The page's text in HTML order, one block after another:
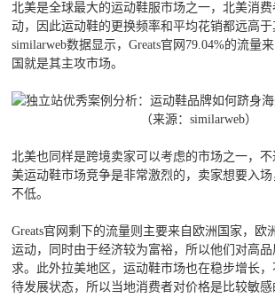
北美是全球最大的运动鞋服市场之一，北美消
动，因此运动鞋的更换频率和平均花销都远高
similarweb数据显示，Greats官网79.04%的流量
国就是其主攻市场。
（来源：similarweb）
北美也同样是跨境卖家可以考虑的市场之一，
美运动鞋市场竞争是非常激烈的，卖家想要入
不低。
Greats官网剩下的流量则主要来自欧洲国家，欧
运动，同时由于经济较为富裕，所以他们对高
求。此外拉美地区，运动鞋市场也在稳步增长
待发展状态，所以当地消费者对价格是比较敏感